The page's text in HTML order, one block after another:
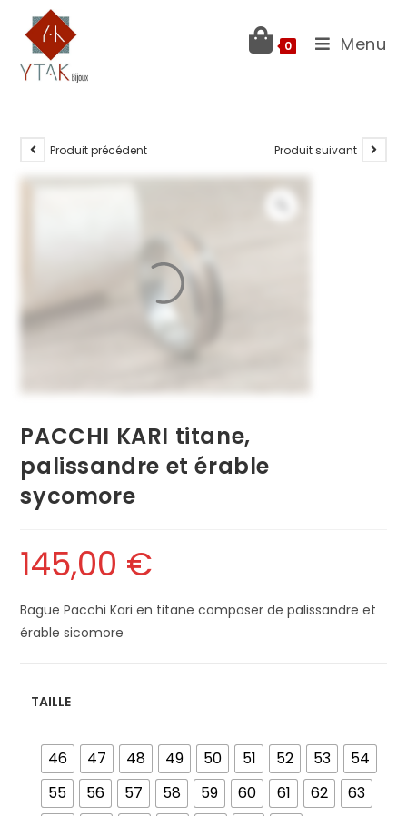
0 Menu
Produit précédent Produit suivant
PACCHI KARI titane,
palissandre et érable
sycomore
145,00 €
Bague Pacchi Kari en titane composer de palissandre et
érable sicomore
TAILLE
46 47 48 49 50 51 52 53
54
55
56 57 58 59 60 61 62
63